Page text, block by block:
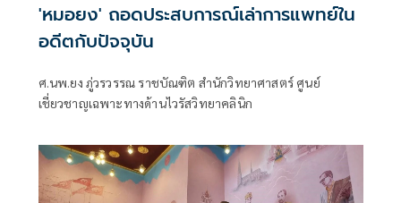
'หมอยง' ถอดประสบการณ์เล่าการแพทย์ใน
อดีตกับปัจจุบัน
ศ.นพ.ยง ภู่วรวรรณ ราชบัณฑิต สำนักวิทยาศาสตร์ ศูนย์
เชี่ยวชาญเฉพาะทางด้านไวรัสวิทยาคลินิก